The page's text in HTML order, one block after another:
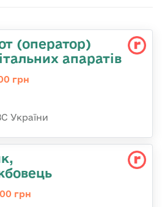
(оператор)
апаратів
грн
України
грн